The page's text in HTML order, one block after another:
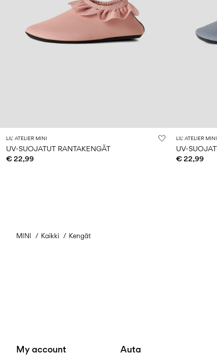
LIL' ATELIER MINI
UV-SUOJATUT RANTAKENGÄT
€ 22,99
LIL' ATELIER MINI
€ 22,99
MINI Kaikki Kengät
My account Auta